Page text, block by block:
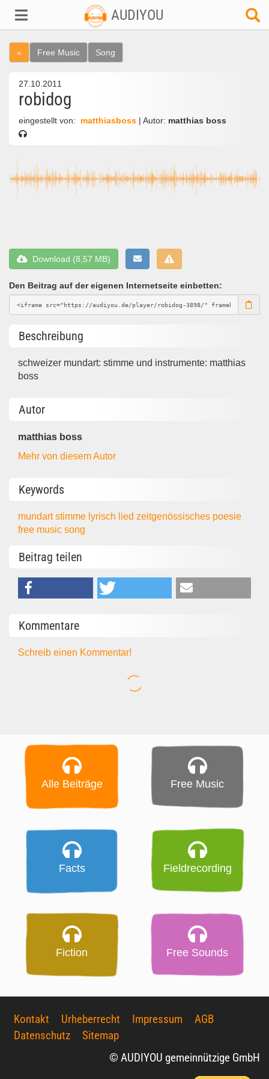
AUDIYOU
« Free Music Song
27.10.2011
robidog
eingestellt von: matthiasboss | Autor: matthias boss
Download (8,57 MB)
Den Beitrag auf der eigenen Internetseite einbetten:
Beschreibung
schweizer mundart: stimme und instrumente: matthias
boss
Autor
matthias boss
Mehr von diesem Autor
Keywords
mundartstimme lyrisch liedzeitgenössisches poesie
free musicsong
Beitrag teilen
Kommentare
Schreib einen Kommentar!
Alle Beiträge Free Music
Facts Fieldrecording
Fiction Free Sounds
Kontakt Urheberrecht Impressum
AGB
Datenschutz
Sitemap
© AUDIYOU gemeinnützige GmbH